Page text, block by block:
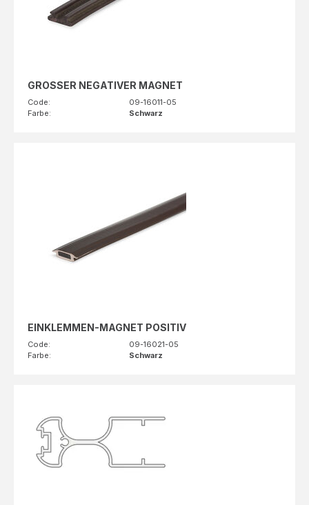
GROSSER NEGATIVER MAGNET
Code:
09-16011-05
Farbe:
Schwarz
EINKLEMMEN-MAGNET POSITIV
Code:
09-16021-05
Farbe:
Schwarz